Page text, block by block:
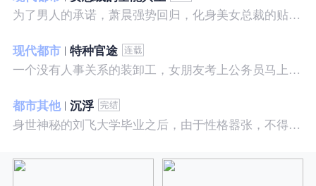
为了男人的承诺，萧晨强势回归，化身美女总裁的贴身保镖，横扫八方之敌，谱写王者传奇！
现代都市
特种官途
一个没有人事关系的装卸工，女朋友考上公务员马上抛弃了他，却是没有想到他也考上了公务员，奇迹般成为高官……
都市其他
沉浮
身世神秘的刘飞大学毕业之后，由于性格嚣张，不得不一而再再而三的面临着重重危机，受到了来自各方面的全方位打压